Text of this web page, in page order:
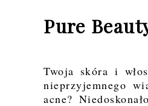
Pure
Twoja skóra i
nieprzyjemnego
acne?